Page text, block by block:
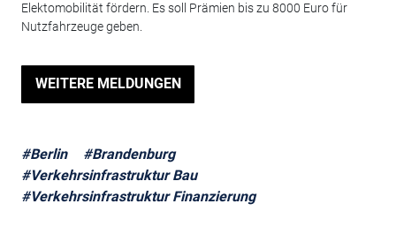
Elektomobilität fördern. Es soll Prämien bis zu 8000 Euro für
Nutzfahrzeuge geben.
WEITERE MELDUNGEN
#Berlin
#Brandenburg
#Verkehrsinfrastruktur Bau
#Verkehrsinfrastruktur Finanzierung